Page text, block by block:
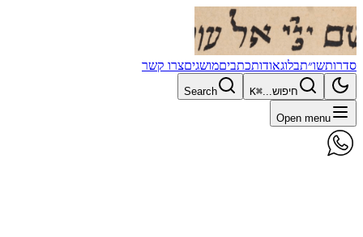
סדרותשו״תבלוגאודותכתביםמושגיםצרו קשר
חיפוש...⌘K
Search
Open menu